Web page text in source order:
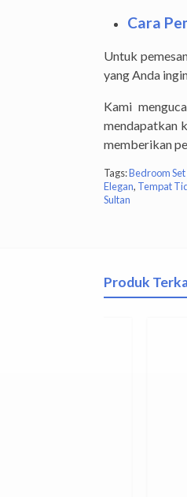
Cara
Untuk
yang Anda
Kami
mendapatkan
memberikan
Tags:Bedroom
Elegan, Tempat
Sultan
Produk